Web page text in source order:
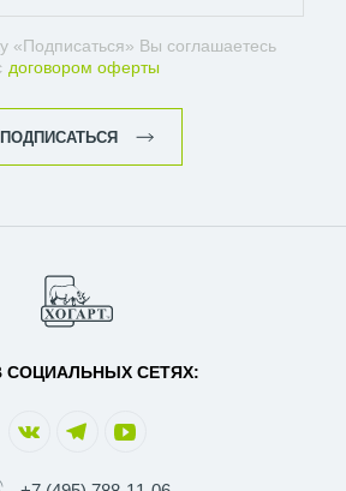
«Подписаться» Вы соглашаетесь
договором оферты
ПОДПИСАТЬСЯ
СОЦИАЛЬНЫХ СЕТЯХ: